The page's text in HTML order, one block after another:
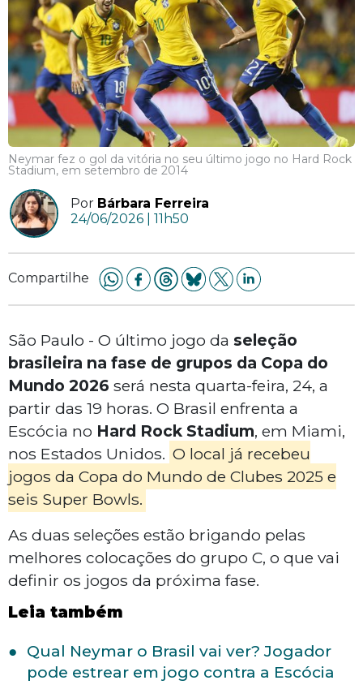
Neymar fez o gol da vitória no seu último jogo no Hard Rock
Stadium, em setembro de 2014
Por Bárbara Ferreira
24/06/2026 | 11h50
Compartilhe
São Paulo - O último jogo da seleção
brasileira na fase de grupos da Copa do
Mundo 2026 será nesta quarta-feira, 24, a
partir das 19 horas. O Brasil enfrenta a
Escócia no Hard Rock Stadium, em Miami,
nos Estados Unidos. O local já recebeu
jogos da Copa do Mundo de Clubes 2025 e
seis Super Bowls.
As duas seleções estão brigando pelas
melhores colocações do grupo C, o que vai
definir os jogos da próxima fase.
Leia também
Qual Neymar o Brasil vai ver? Jogador
pode estrear em jogo contra a Escócia